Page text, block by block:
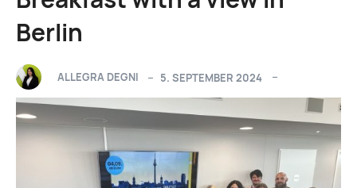
Berlin
ALLEGRA DEGNI 5. SEPTEMBER 2024